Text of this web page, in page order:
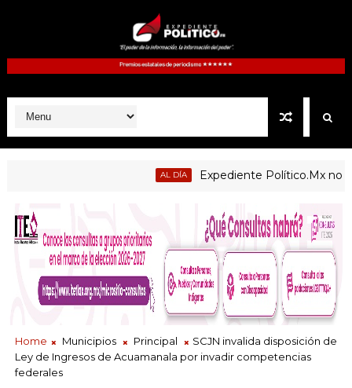
Expediente Político.Mx no 1126
Home Municipios Principal
SCJN invalida disposición de
Ley de Ingresos de Acuamanala por invadir competencias
federales